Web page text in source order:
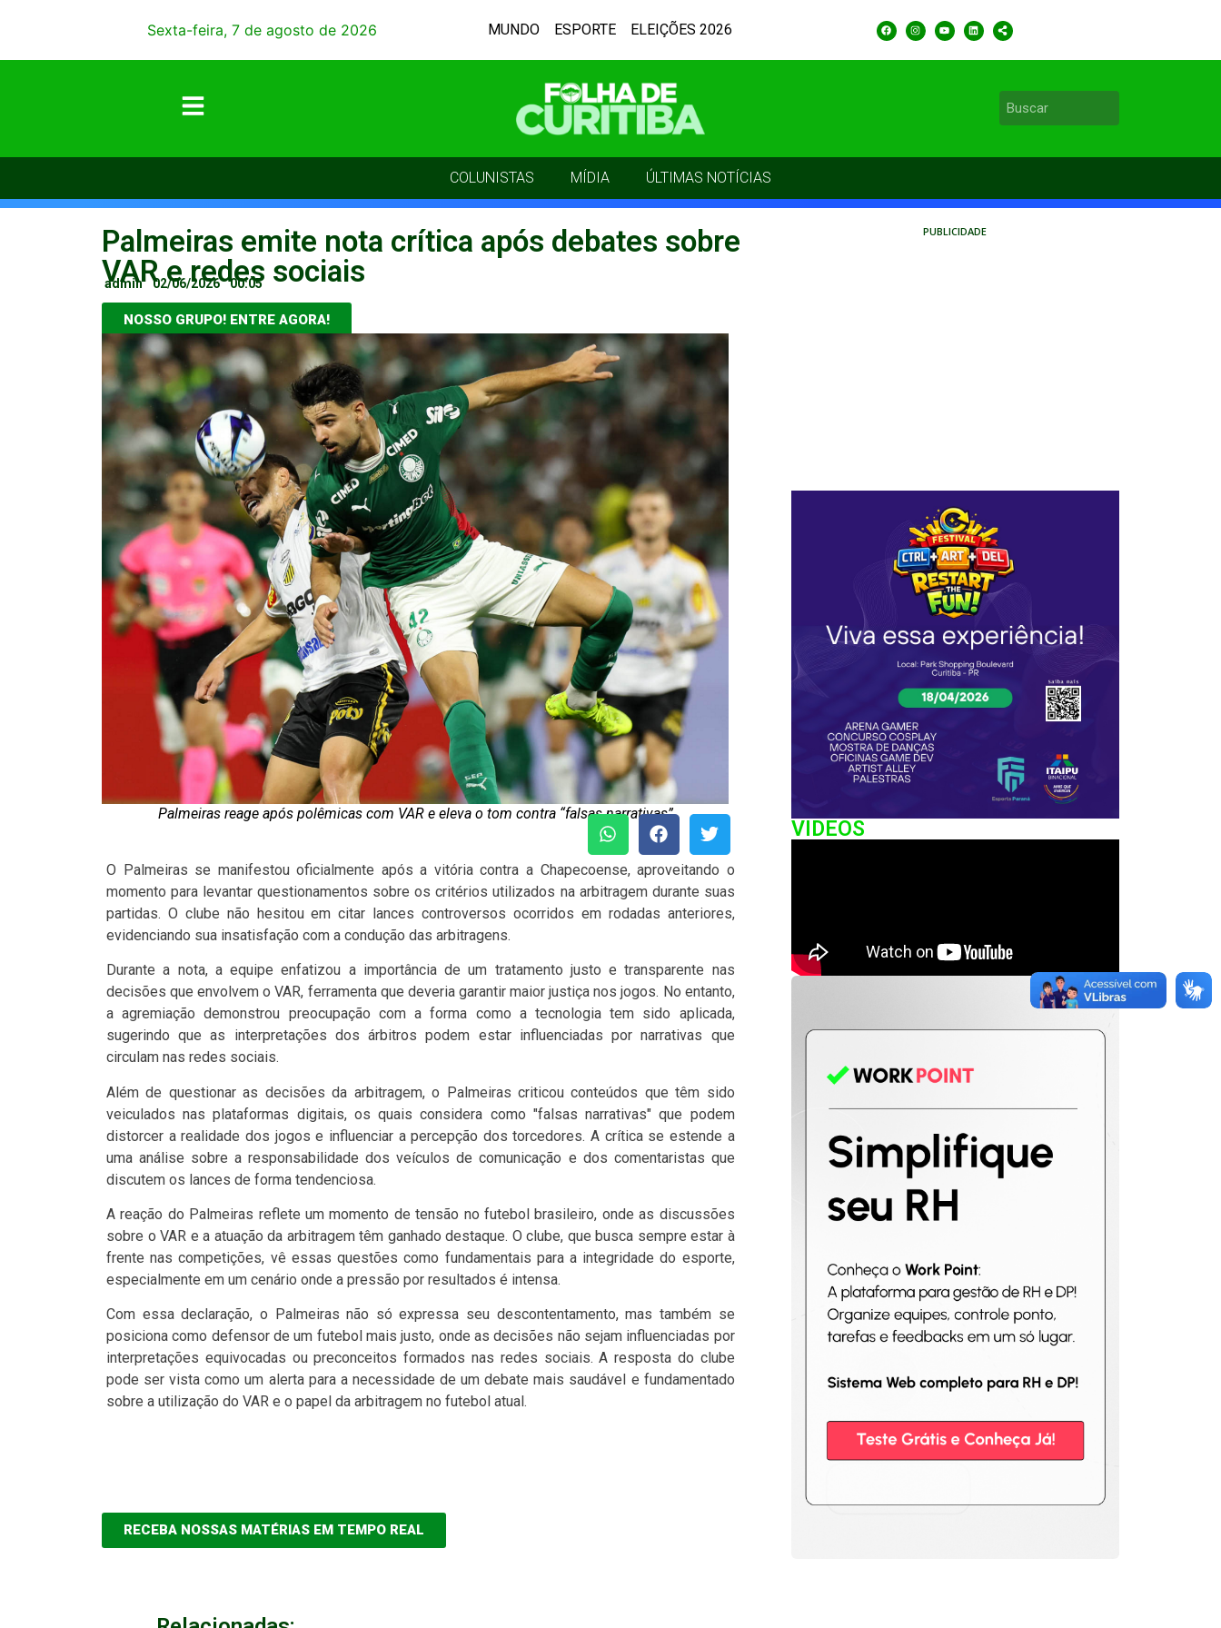
Sexta-feira, 7 de agosto de 2026 MUNDO ESPORTE ELEIÇÕES 2026
COLUNISTAS MÍDIA ÚLTIMAS NOTÍCIAS
Palmeiras emite nota crítica após debates sobre
VAR e redes sociais
admin 02/06/2026 00:05
NOSSO GRUPO! ENTRE AGORA!
Palmeiras reage após polêmicas com VAR e eleva o tom contra “falsas narrativas”
O Palmeiras se manifestou oficialmente após a vitória contra a Chapecoense, aproveitando o
momento para levantar questionamentos sobre os critérios utilizados na arbitragem durante suas
partidas. O clube não hesitou em citar lances controversos ocorridos em rodadas anteriores,
evidenciando sua insatisfação com a condução das arbitragens.
Durante a nota, a equipe enfatizou a importância de um tratamento justo e transparente nas
decisões que envolvem o VAR, ferramenta que deveria garantir maior justiça nos jogos. No entanto,
a agremiação demonstrou preocupação com a forma como a tecnologia tem sido aplicada,
sugerindo que as interpretações dos árbitros podem estar influenciadas por narrativas que
circulam nas redes sociais.
Além de questionar as decisões da arbitragem, o Palmeiras criticou conteúdos que têm sido
veiculados nas plataformas digitais, os quais considera como "falsas narrativas" que podem
distorcer a realidade dos jogos e influenciar a percepção dos torcedores. A crítica se estende a
uma análise sobre a responsabilidade dos veículos de comunicação e dos comentaristas que
discutem os lances de forma tendenciosa.
A reação do Palmeiras reflete um momento de tensão no futebol brasileiro, onde as discussões
sobre o VAR e a atuação da arbitragem têm ganhado destaque. O clube, que busca sempre estar à
frente nas competições, vê essas questões como fundamentais para a integridade do esporte,
especialmente em um cenário onde a pressão por resultados é intensa.
Com essa declaração, o Palmeiras não só expressa seu descontentamento, mas também se
posiciona como defensor de um futebol mais justo, onde as decisões não sejam influenciadas por
interpretações equivocadas ou preconceitos formados nas redes sociais. A resposta do clube
pode ser vista como um alerta para a necessidade de um debate mais saudável e fundamentado
sobre a utilização do VAR e o papel da arbitragem no futebol atual.
RECEBA NOSSAS MATÉRIAS EM TEMPO REAL
PUBLICIDADE
VIDEOS